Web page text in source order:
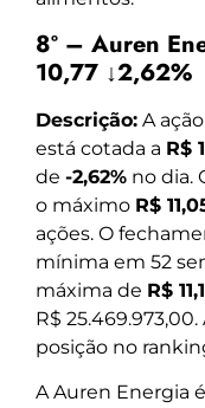
8º – Auren
10,77 ↓2,62%
Descrição: A ação
está cotada a R$
de -2,62% no dia.
o máximo R$
ações. O
mínima em 52
máxima de R$
R$
posição no
A Auren Energia